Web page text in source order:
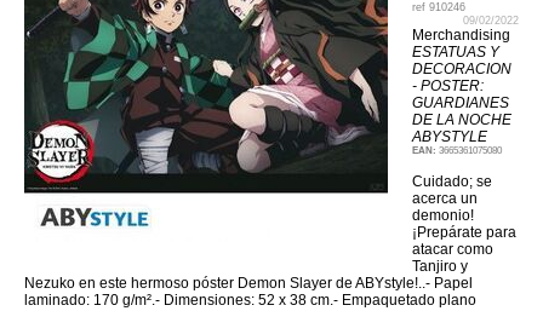
ref 910246
09/02/2022
Merchandising
ESTATUAS Y
DECORACION
- POSTER:
GUARDIANES
DE LA NOCHE
ABYSTYLE
EAN: 3665361075080
Cuidado; se
acerca un
demonio!
¡Prepárate para
atacar como
Tanjiro y
Nezuko en este hermoso póster Demon Slayer de ABYstyle!..- Papel
laminado: 170 g/m².- Dimensiones: 52 x 38 cm.- Empaquetado plano